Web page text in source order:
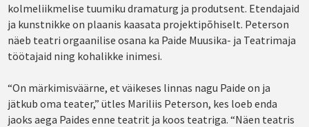
kolmeliikmelise tuumiku dramaturg ja produtsent. Etendajaid
ja kunstnikke on plaanis kaasata projektipõhiselt. Peterson
näeb teatri orgaanilise osana ka Paide Muusika- ja Teatrimaja
töötajaid ning kohalikke inimesi.
“On märkimisväärne, et väikeses linnas nagu Paide on ja
jätkub oma teater,” ütles Mariliis Peterson, kes loeb enda
jaoks aega Paides enne teatrit ja koos teatriga. “Näen teatris